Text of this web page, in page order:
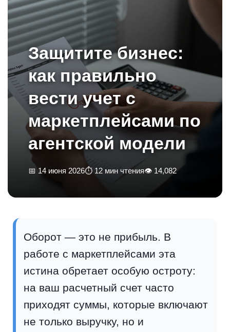
Защитите бизнес:
как правильно
вести учет с
маркетплейсами по
агентской модели
📅 14 июня 2026⏱ 12 мин чтения👁 14,082
Оборот — это не прибыль. В
работе с маркетплейсами эта
истина обретает особую остроту:
на ваш расчетный счет часто
приходят суммы, которые включают
не только выручку, но и